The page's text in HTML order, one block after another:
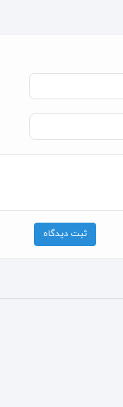
ثبت دیدگاه